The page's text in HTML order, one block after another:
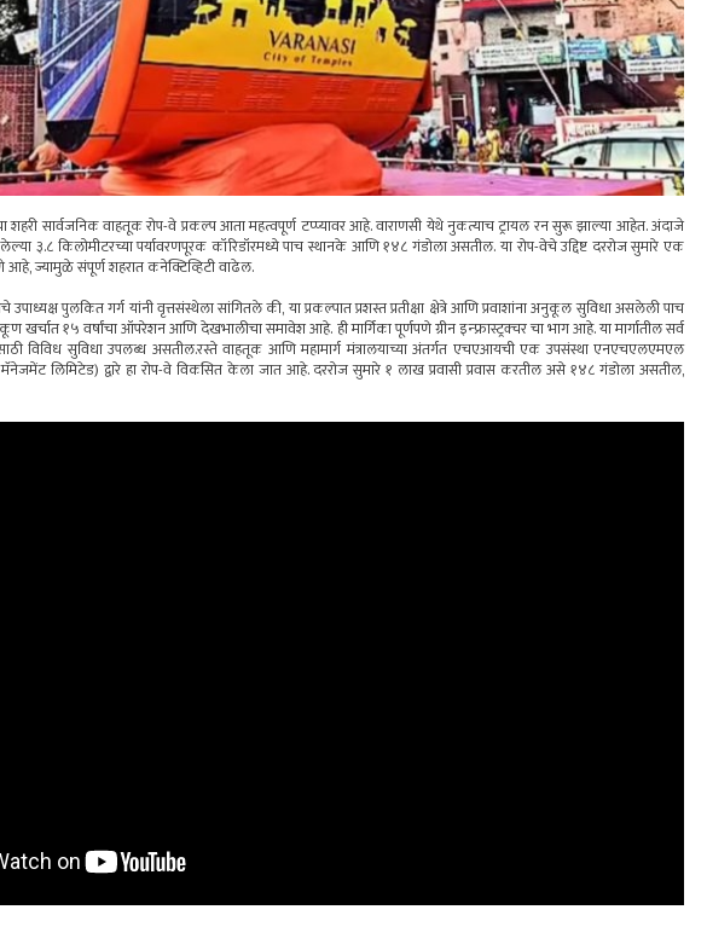
शहरी सार्वजनिक वाहतूक रोप-वे प्रकल्प आता महत्वपूर्ण टप्प्यावर आहे. वाराणसी येथे नुकत्याच ट्रायल रन सुरू झाल्या आहेत. अंदाजे
३.८ किलोमीटरच्या पर्यावरणपूरक कॉरिडॉरमध्ये पाच स्थानके आणि १४८ गंडोला असतील. या रोप-वेचे उद्दिष्ट दररोज सुमारे एक
ज्यामुळे संपूर्ण शहरात कनेक्टिव्हिटी वाढेल.
उपाध्यक्ष पुलकित गर्ग यांनी वृत्तसंस्थेला सांगितले की, या प्रकल्पात प्रशस्त प्रतीक्षा क्षेत्रे आणि प्रवाशांना अनुकूल सुविधा असलेली पाच
खर्चात १५ वर्षांचा ऑपरेशन आणि देखभालीचा समावेश आहे. ही मार्गिका पूर्णपणे ग्रीन इन्फ्रास्ट्रक्चर चा भाग आहे. या मार्गातील सर्व
विविध सुविधा उपलब्ध असतील.रस्ते वाहतूक आणि महामार्ग मंत्रालयाच्या अंतर्गत एचएआयची एक उपसंस्था एनएचएलएमएल
लिमिटेड) द्वारे हा रोप-वे विकसित केला जात आहे. दररोज सुमारे १ लाख प्रवासी प्रवास करतील असे १४८ गंडोला असतील,